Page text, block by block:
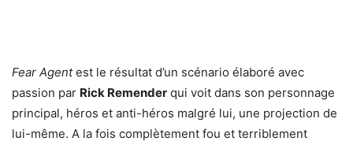
Fear Agentest le résultat d’un scénario élaboré avec
passion par Rick Remender qui voit dans son personnage
principal, héros et anti-héros malgré lui, une projection de
lui-même. A la fois complètement fou et terriblement